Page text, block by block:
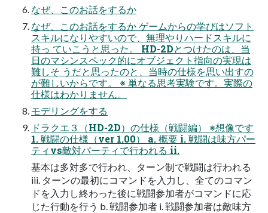
なぜ、このお話をするか
なぜ、このお話をするか ゲームからの学びはソフト
スキルになりやすいので、無理やりハードスキルに
持っ ていこうと思った。 HD-2Dとつけたのは、当
日のマシンスペック的にオブジェクト指向の実現は
難しそ うだと思ったのと、当時の仕様を思い出すの
が難しいからです。 ※ 単なる思考実験です。実際の
仕様はわかりません。
モデリングをする
ドラクエ３（HD-2D）の仕様（戦闘編） ※想像です
1. 戦闘の仕様（ver 1.00） a. 概要 i. 戦闘は味方パー
ティvs敵対パーティで行われる ii.
基本は多対多で行われ、ターン制で戦闘は行われる
iii. ターンの最初にコマンドを入力し、全てのコマン
ドを入力し終わった後に戦闘参加者がコマンドに応
じた行動を行う b. 戦闘参加者 i. 戦闘参加者は敵味方